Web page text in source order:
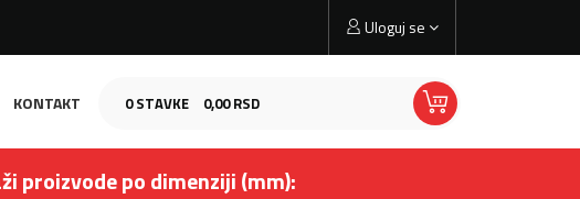
0STAVKE 0,00 RSD
Uloguj se
KONTAKT
proizvode po dimenziji (mm):